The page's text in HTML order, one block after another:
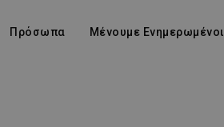
Πρόσωπα Μένουμε Ενημερωμένοι